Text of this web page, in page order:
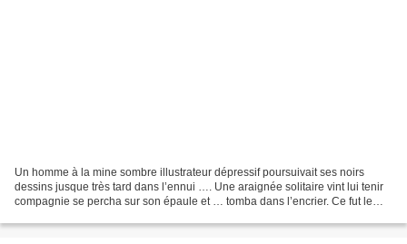
Un homme à la mine sombre illustrateur dépressif poursuivait ses noirs
dessins jusque très tard dans l’ennui …. Une araignée solitaire vint lui tenir
compagnie se percha sur son épaule et … tomba dans l’encrier. Ce fut le